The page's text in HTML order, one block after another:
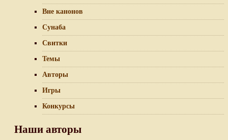
Вне канонов
Сунаба
Свитки
Темы
Авторы
Игры
Конкурсы
Наши авторы